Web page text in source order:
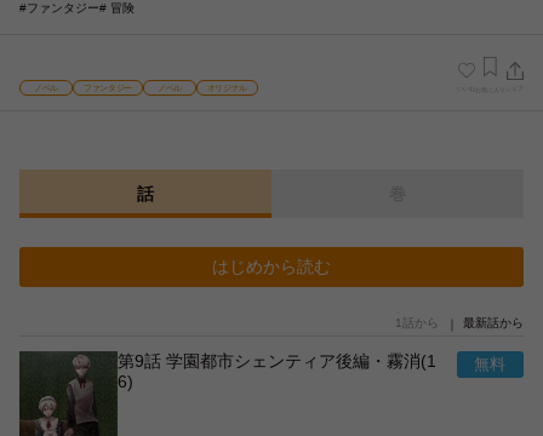
#ファンタジー# 冒険
ノベル ファンタジー ノベル オリジナル
話
はじめから読む
1話から 最新話から
第9話 学園都市シェンティア後編・霧消(1
6)